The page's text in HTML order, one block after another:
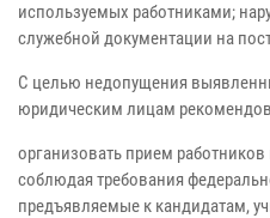
используемых работниками;
служебной документации на
С целью недопущения
юридическим лицам
организовать прием
соблюдая требования
предъявляемые к кандидатам,